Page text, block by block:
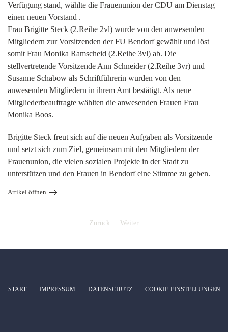
Verfügung stand, wählte die Frauenunion der CDU am Dienstag
einen neuen Vorstand .
Frau Brigitte Steck (2.Reihe 2vl) wurde von den anwesenden
Mitgliedern zur Vorsitzenden der FU Bendorf gewählt und löst
somit Frau Monika Ramscheid (2.Reihe 3vl) ab. Die
stellvertretende Vorsitzende Ann Schneider (2.Reihe 3vr) und
Susanne Schabow als Schriftführerin wurden von den
anwesenden Mitgliedern in ihrem Amt bestätigt. Als neue
Mitgliederbeauftragte wählten die anwesenden Frauen Frau
Monika Boos.
Brigitte Steck freut sich auf die neuen Aufgaben als Vorsitzende
und setzt sich zum Ziel, gemeinsam mit den Mitgliedern der
Frauenunion, die vielen sozialen Projekte in der Stadt zu
unterstützen und den Frauen in Bendorf eine Stimme zu geben.
Artikel öffnen
Zurück Weiter
START IMPRESSUM DATENSCHUTZ COOKIE-EINSTELLUNGEN